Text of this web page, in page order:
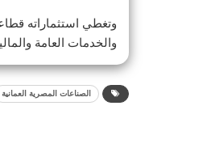
وتغطي استثماراته
والخدمات العامة
الصناعات المصرية العمانية